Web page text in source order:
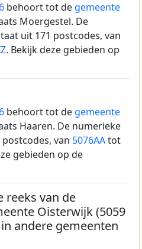
behoort tot de gemeente
Moergestel. De
uit 171 postcodes, van
. Bekijk deze gebieden op
behoort tot de gemeente
Haaren. De numerieke
van 5076AAtot
gebieden op de
reeks van de
Oisterwijk (5059
andere gemeenten